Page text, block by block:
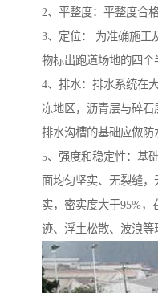
2、平整度：平整度合
3、定位： 为准确施工
物标出跑道场地的四个
4、排水：排水系统在
冻地区，沥青层与碎
排水沟槽的基础应做防
5、强度和稳定性：基
面均匀坚实、无裂缝
实，密实度大于95%
迹、浮土松散、波浪等